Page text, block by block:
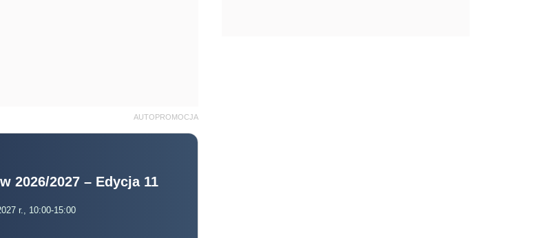
AUTOPROMOCJA
2026/2027 – Edycja 11
r., 10:00-15:00